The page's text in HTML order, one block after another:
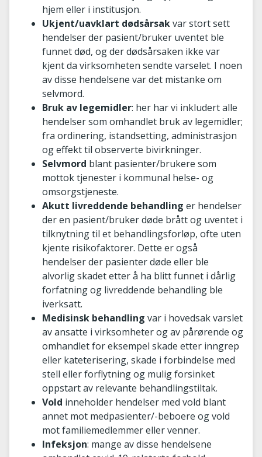
hjem eller i institusjon.
Ukjent/uavklart dødsårsakvar stort sett
hendelser der pasient/bruker uventet ble
funnet død, og der dødsårsaken ikke var
kjent da virksomheten sendte varselet. I noen
av disse hendelsene var det mistanke om
selvmord.
Bruk av legemidler: her har vi inkludert alle
hendelser som omhandlet bruk av legemidler;
fra ordinering, istandsetting, administrasjon
og effekt til observerte bivirkninger.
Selvmord blant pasienter/brukere som
mottok tjenester i kommunal helse- og
omsorgstjeneste.
Akutt livreddende behandling er hendelser
der en pasient/bruker døde brått og uventet i
tilknytning til et behandlingsforløp, ofte uten
kjente risikofaktorer. Dette er også
hendelser der pasienter døde eller ble
alvorlig skadet etter å ha blitt funnet i dårlig
forfatning og livreddende behandling ble
iverksatt.
Medisinsk behandling var i hovedsak varslet
av ansatte i virksomheter og av pårørende og
omhandlet for eksempel skade etter inngrep
eller kateterisering, skade i forbindelse med
stell eller forflytning og mulig forsinket
oppstart av relevante behandlingstiltak.
Vold inneholder hendelser med vold blant
annet mot medpasienter/-beboere og vold
mot familiemedlemmer eller venner.
Infeksjon: mange av disse hendelsene